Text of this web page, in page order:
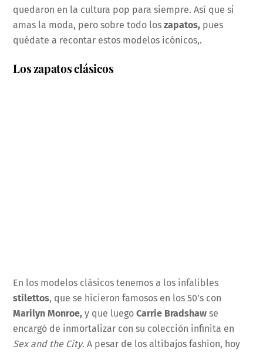
quedaron en la cultura pop para siempre. Así que si
amas la moda, pero sobre todo loszapatos, pues
quédate a recontar estos modelos icónicos,.
Los zapatos clásicos
En los modelos clásicos tenemos a los infalibles
stilettos, que se hicieron famosos en los 50’s con
Marilyn Monroe,y que luegoCarrie Bradshaw se
encargó de inmortalizar con su colección infinita en
Sex and the City. A pesar de los altibajos fashion, hoy